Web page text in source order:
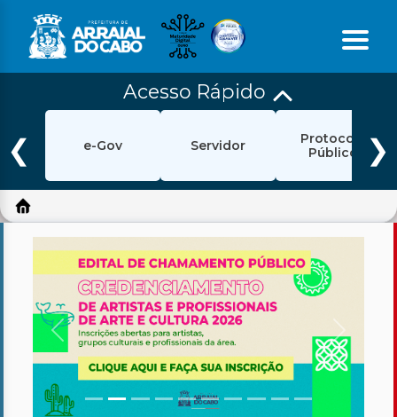
Início
Ouvidoria
Pesquisar
Portal Cidadão
Política de Privacidade
Prefeitura
Diário Oficial
Acesso Rápido
❮ e-Gov Servidor
Protocolo
Público
❯
Anterior Próximo